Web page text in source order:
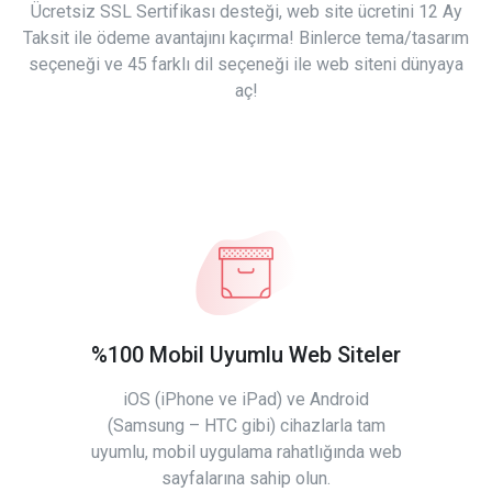
Ücretsiz SSL Sertifikası desteği, web site ücretini 12 Ay
Taksit ile ödeme avantajını kaçırma! Binlerce tema/tasarım
seçeneği ve 45 farklı dil seçeneği ile web siteni dünyaya
aç!
%100 Mobil Uyumlu Web Siteler
iOS (iPhone ve iPad) ve Android
(Samsung – HTC gibi) cihazlarla tam
uyumlu, mobil uygulama rahatlığında web
sayfalarına sahip olun.